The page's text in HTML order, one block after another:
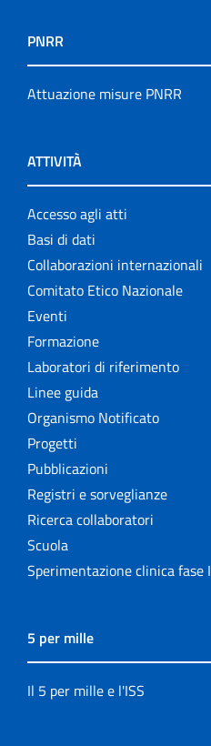
PNRR
Attuazione misure PNRR
ATTIVITÀ
Accesso agli atti
Basi di dati
Collaborazioni internazionali
Comitato Etico Nazionale
Eventi
Formazione
Laboratori di riferimento
Linee guida
Organismo Notificato
Progetti
Pubblicazioni
Registri e sorveglianze
Ricerca collaboratori
Scuola
Sperimentazione clinica fase I
5 per mille
Il 5 per mille e l'ISS